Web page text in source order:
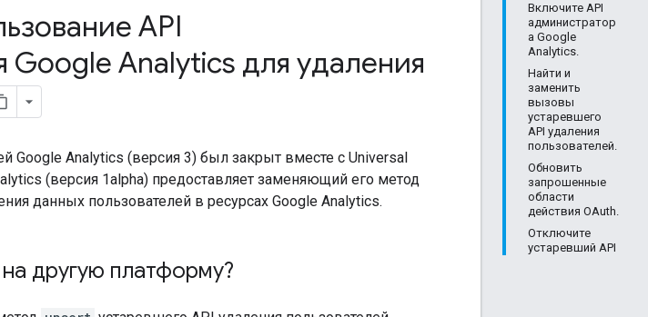
Включите API
администратор
а Google
Analytics.
Найти и
заменить
вызовы
устаревшего
API удаления
пользователей.
Обновить
запрошенные
области
действия OAuth.
Отключите
устаревший API
API
Analytics для удаления
Google Analytics (версия 3) был закрыт вместе с Universal
(версия 1alpha) предоставляет заменяющий его метод
данных пользователей в ресурсах Google Analytics.
другую платформу?